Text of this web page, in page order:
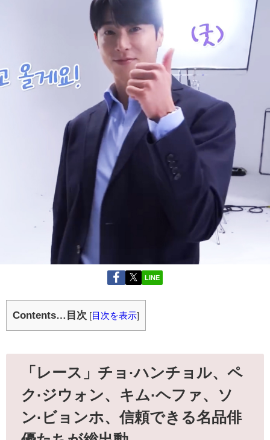
LINE
Contents…目次 [ 目次を表示]
「レース」チョ·ハンチョル、ペ
ク·ジウォン、キム·ヘファ、ソ
ン·ビョンホ、信頼できる名品俳